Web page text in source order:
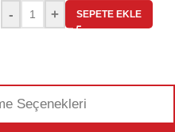
- + SEPETE EKLE